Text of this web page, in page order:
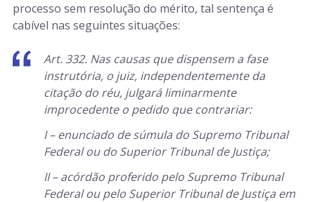
processo sem resolução do mérito, tal sentença é
cabível nas seguintes situações:
Art. 332. Nas causas que dispensem a fase
instrutória, o juiz, independentemente da
citação do réu, julgará liminarmente
improcedente o pedido que contrariar:
I – enunciado de súmula do Supremo Tribunal
Federal ou do Superior Tribunal de Justiça;
II – acórdão proferido pelo Supremo Tribunal
Federal ou pelo Superior Tribunal de Justiça em